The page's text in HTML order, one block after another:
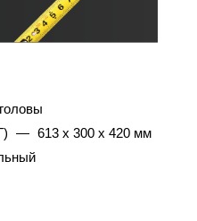
— 613 x 300 x 420 мм